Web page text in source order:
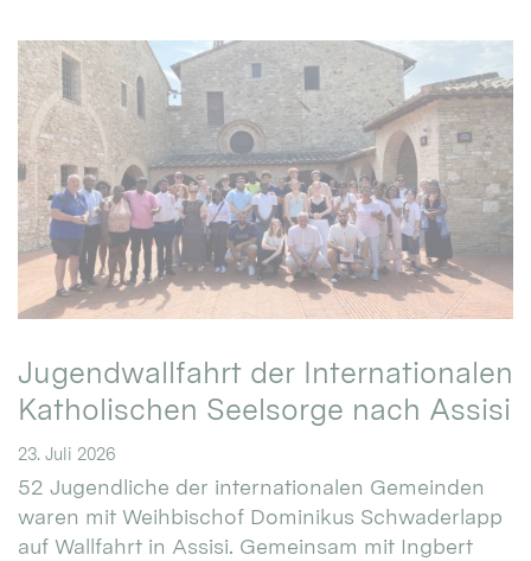
Jugendwallfahrt der Internationalen
Katholischen Seelsorge nach Assisi
23. Juli 2026
52 Jugendliche der internationalen Gemeinden
waren mit Weihbischof Dominikus Schwaderlapp
auf Wallfahrt in Assisi. Gemeinsam mit Ingbert